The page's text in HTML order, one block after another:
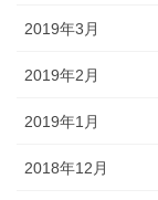
2019年3月
2019年2月
2019年1月
2018年12月